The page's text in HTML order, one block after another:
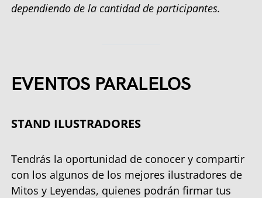
dependiendo de la cantidad de participantes.
EVENTOS PARALELOS
STAND ILUSTRADORES
Tendrás la oportunidad de conocer y compartir
con los algunos de los mejores ilustradores de
Mitos y Leyendas, quienes podrán firmar tus